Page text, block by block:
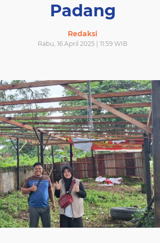
Padang
Redaksi
Rabu, 16 April 2025 | 11:59 WIB